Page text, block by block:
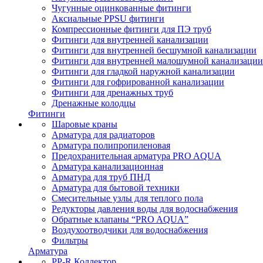
Чугунные оцинкованные фитинги
Аксиальные PPSU фитинги
Компрессионные фитинги для ПЭ труб
Фитинги для внутренней канализации
Фитинги для внутренней бесшумной канализации
Фитинги для внутренней малошумной канализации
Фитинги для гладкой наружной канализации
Фитинги для гофрированной канализации
Фитинги для дренажных труб
Дренажные колодцы
Фитинги
Шаровые краны
Арматура для радиаторов
Арматура полипропиленовая
Предохранительная арматура PRO AQUA
Арматура канализационная
Арматура для труб ПНД
Арматура для бытовой техники
Смесительные узлы для теплого пола
Редукторы давления воды для водоснабжения
Обратные клапаны “PRO AQUA”
Воздухоотводчики для водоснабжения
Фильтры
Арматура